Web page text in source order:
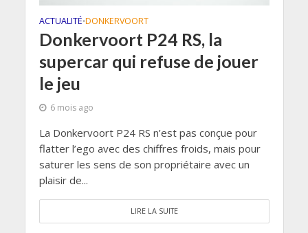
ACTUALITÉ•DONKERVOORT
Donkervoort P24 RS, la
supercar qui refuse de jouer
le jeu
6 mois ago
La Donkervoort P24 RS n’est pas conçue pour
flatter l’ego avec des chiffres froids, mais pour
saturer les sens de son propriétaire avec un
plaisir de...
LIRE LA SUITE